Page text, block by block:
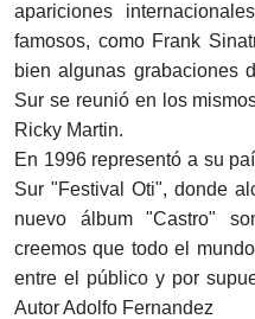
apariciones
famosos, como Frank
bien algunas grabaciones
Sur se reunió en los
Ricky Martin.
En 1996 representó a su
Sur "Festival Oti", donde
nuevo álbum "Castro"
creemos que todo el
entre el público y por
Autor Adolfo Fernandez